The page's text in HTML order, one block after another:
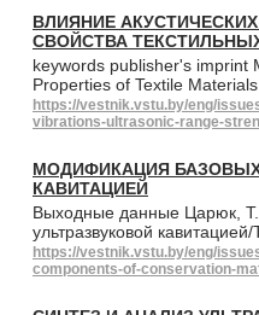
ВЛИЯНИЕ
СВОЙСТВА
keywords publisher's imprint
Properties of Textile
https://vestnik.vstu.by/eng/
vibrations-ultrasonic-range-
МОДИФИКАЦИЯ
КАВИТАЦИЕЙ
Выходные данные Царюк,
ультразвуковой
https://vestnik.vstu.by/eng/
components-of-conservation-